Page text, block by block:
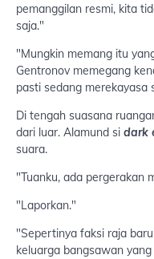
pemanggilan resmi, kita
saja."
"Mungkin memang itu
Gentronov memegang
pasti sedang merekayasa
Di tengah suasana
dari luar. Alamund si dark
suara.
"Tuanku, ada pergerakan
"Laporkan."
"Sepertinya faksi raja
keluarga bangsawan